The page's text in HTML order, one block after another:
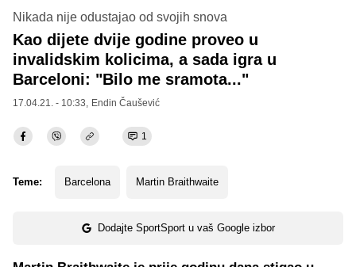
Nikada nije odustajao od svojih snova
Kao dijete dvije godine proveo u
invalidskim kolicima, a sada igra u
Barceloni: "Bilo me sramota..."
17.04.21. - 10:33, Endin Čaušević
1
Teme: Barcelona Martin Braithwaite
Dodajte SportSport u vaš Google izbor